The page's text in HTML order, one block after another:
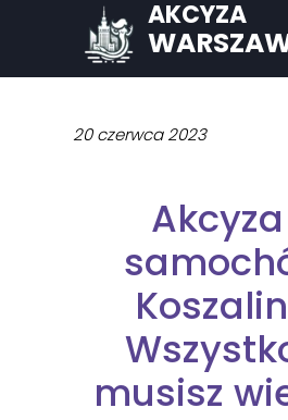
AKCYZA
20 czerwca 2023
musisz